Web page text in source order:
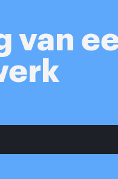
van